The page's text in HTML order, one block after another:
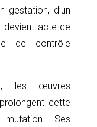
gestation, d’un
devient acte de
de contrôle
les œuvres
cette
Ses